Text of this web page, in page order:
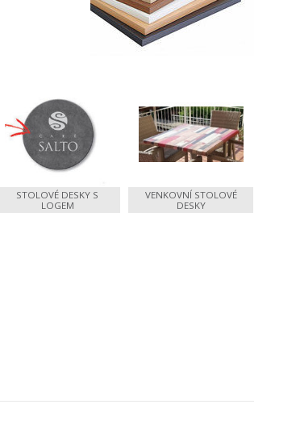
STOLOVÉ DESKY S
LOGEM
VENKOVNÍ STOLOVÉ
DESKY